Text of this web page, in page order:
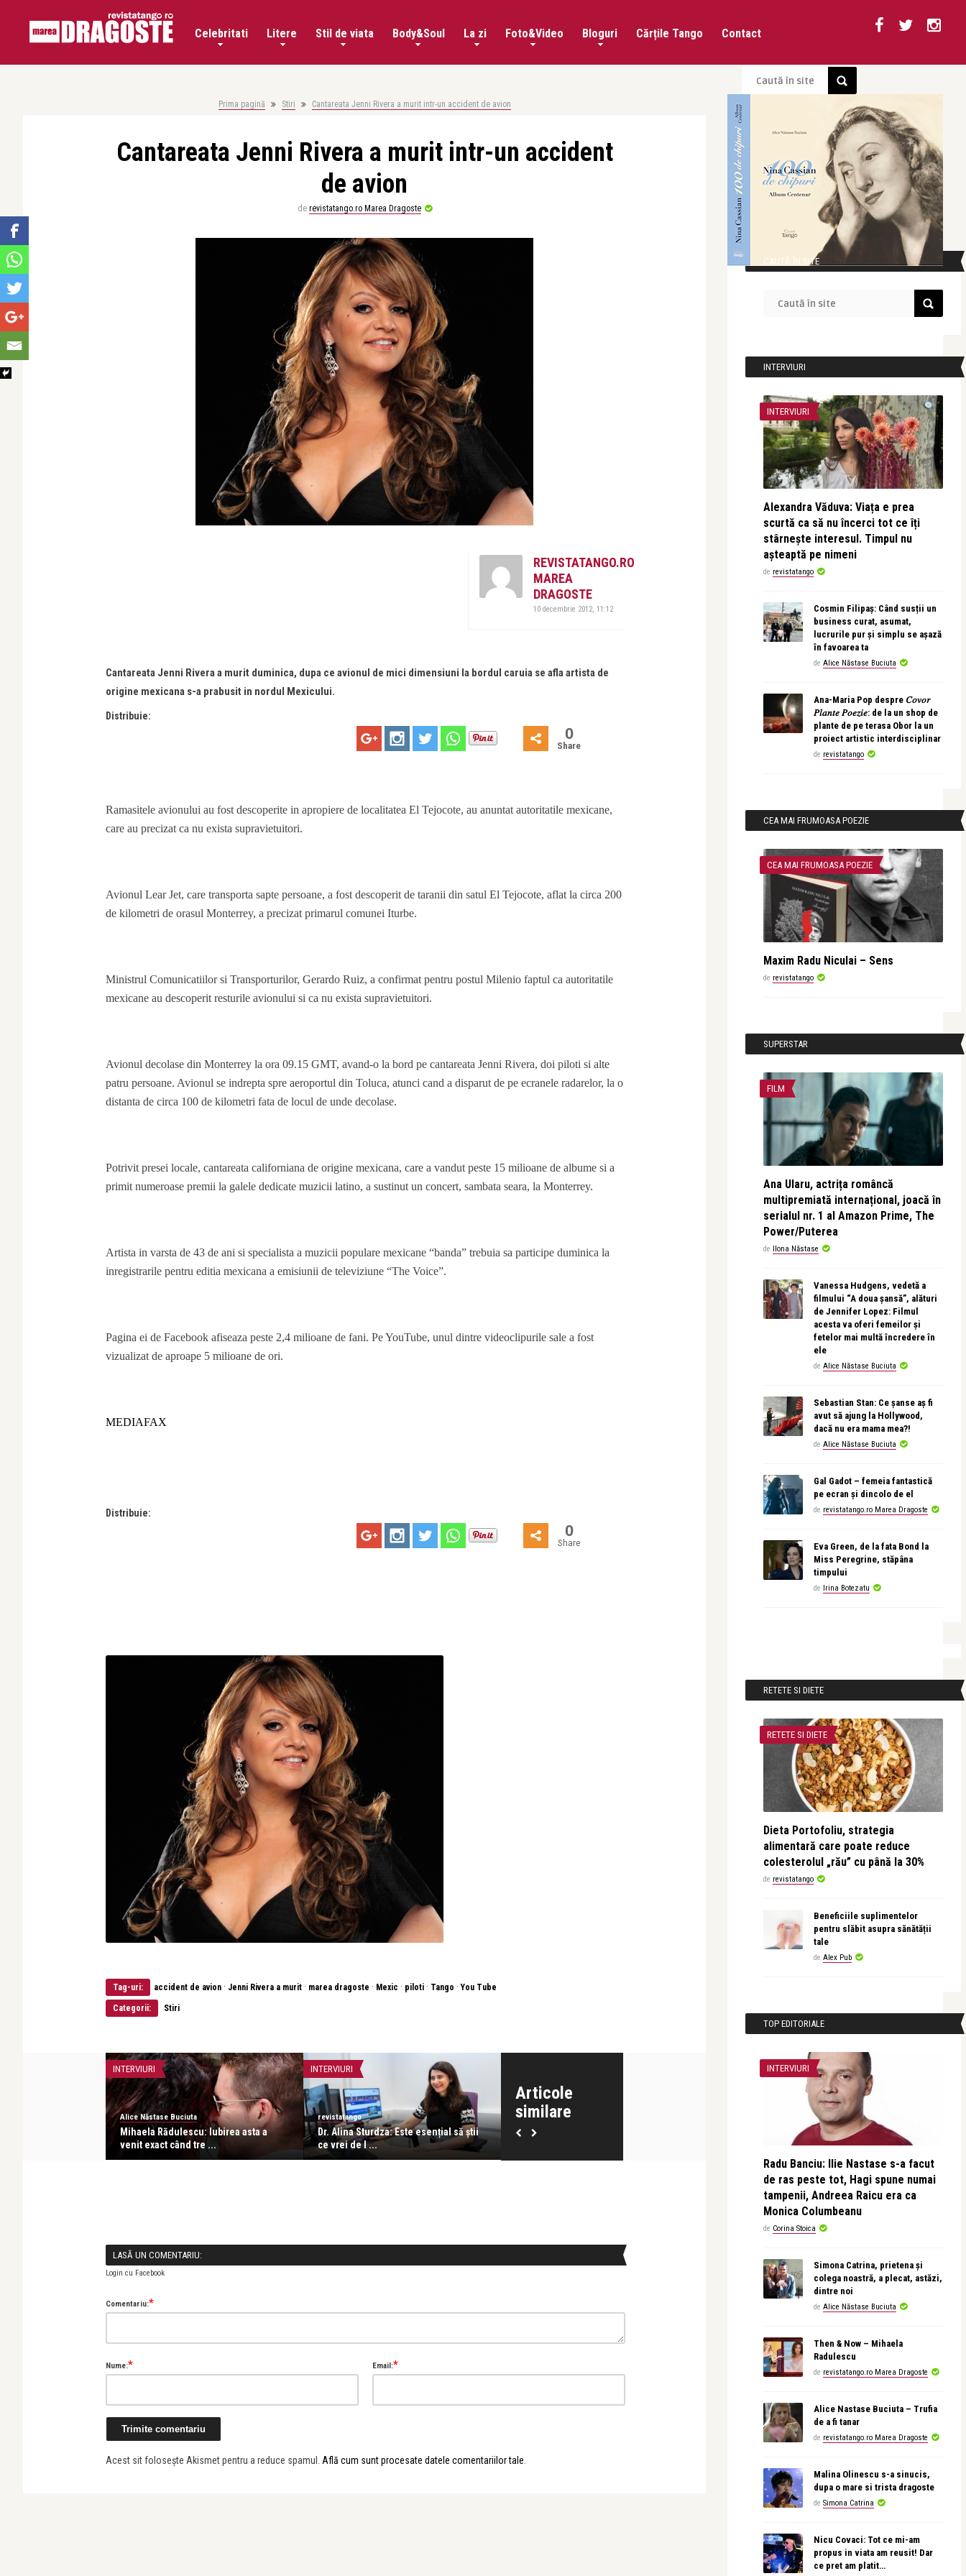
Celebritati Litere Stil de viata Body&Soul La zi Foto&Video Bloguri Cărțile Tango Contact
Prima pagină Stiri Cantareata Jenni Rivera a murit intr-un accident de avion
Cantareata Jenni Rivera a murit intr-un accident
de avion
de revistatango.ro Marea Dragoste
REVISTATANGO.RO
MAREA
DRAGOSTE
10 decembrie 2012, 11:12
Cantareata Jenni Rivera a murit duminica, dupa ce avionul de mici dimensiuni la bordul caruia se afla artista de
origine mexicana s-a prabusit in nordul Mexicului.
Distribuie:
0
Share
Ramasitele avionului au fost descoperite in apropiere de localitatea El Tejocote, au anuntat autoritatile mexicane,
care au precizat ca nu exista supravietuitori.
Avionul Lear Jet, care transporta sapte persoane, a fost descoperit de taranii din satul El Tejocote, aflat la circa 200
de kilometri de orasul Monterrey, a precizat primarul comunei Iturbe.
Ministrul Comunicatiilor si Transporturilor, Gerardo Ruiz, a confirmat pentru postul Milenio faptul ca autoritatile
mexicane au descoperit resturile avionului si ca nu exista supravietuitori.
Avionul decolase din Monterrey la ora 09.15 GMT, avand-o la bord pe cantareata Jenni Rivera, doi piloti si alte
patru persoane. Avionul se indrepta spre aeroportul din Toluca, atunci cand a disparut de pe ecranele radarelor, la o
distanta de circa 100 de kilometri fata de locul de unde decolase.
Potrivit presei locale, cantareata californiana de origine mexicana, care a vandut peste 15 milioane de albume si a
primit numeroase premii la galele dedicate muzicii latino, a sustinut un concert, sambata seara, la Monterrey.
Artista in varsta de 43 de ani si specialista a muzicii populare mexicane “banda” trebuia sa participe duminica la
inregistrarile pentru editia mexicana a emisiunii de televiziune “The Voice”.
Pagina ei de Facebook afiseaza peste 2,4 milioane de fani. Pe YouTube, unul dintre videoclipurile sale a fost
vizualizat de aproape 5 milioane de ori.
MEDIAFAX
Distribuie:
0
Share
Tag-uri: accident de avion · Jenni Rivera a murit · marea dragoste · Mexic · piloti · Tango ·You Tube
Categorii: Stiri
Articole
similare
INTERVIURI
Alice Năstase Buciuta
Mihaela Rădulescu: Iubirea asta a
venit exact când tre ...
INTERVIURI
revistatango
Dr. Alina Sturdza: Este esențial să știi
ce vrei de l ...
revistatango
Analia Selis cântă tango argentinian și
CONCERTE & SPECTACOLE
Analia Selis, turneu aniversar la 20 de
LASĂ UN COMENTARIU:
Login cu Facebook
Comentariu:*
Nume:* Email:*
Acest sit folosește Akismet pentru a reduce spamul. Află cum sunt procesate datele comentariilor tale.
CAUTĂ ÎN SITE
INTERVIURI
INTERVIURI
Alexandra Văduva: Viața e prea
scurtă ca să nu încerci tot ce îți
stârnește interesul. Timpul nu
așteaptă pe nimeni
de revistatango
Cosmin Filipaș: Când susții un
business curat, asumat,
lucrurile pur și simplu se așază
în favoarea ta
de Alice Năstase Buciuta
Ana-Maria Pop despre 𝐶𝑜𝑣𝑜𝑟
𝑃𝑙𝑎𝑛𝑡𝑒 𝑃𝑜𝑒𝑧𝑖𝑒: de la un shop de
plante de pe terasa Obor la un
proiect artistic interdisciplinar
de revistatango
CEA MAI FRUMOASA POEZIE
CEA MAI FRUMOASA POEZIE
Maxim Radu Niculai – Sens
de revistatango
SUPERSTAR
FILM
Ana Ularu, actrița româncă
multipremiată internațional, joacă în
serialul nr. 1 al Amazon Prime, The
Power/Puterea
de Ilona Năstase
Vanessa Hudgens, vedetă a
filmului “A doua șansă”, alături
de Jennifer Lopez: Filmul
acesta va oferi femeilor și
fetelor mai multă încredere în
ele
de Alice Năstase Buciuta
Sebastian Stan: Ce șanse aș fi
avut să ajung la Hollywood,
dacă nu era mama mea?!
de Alice Năstase Buciuta
Gal Gadot – femeia fantastică
pe ecran și dincolo de el
de revistatango.ro Marea Dragoste
Eva Green, de la fata Bond la
Miss Peregrine, stăpâna
timpului
de Irina Botezatu
RETETE SI DIETE
RETETE SI DIETE
Dieta Portofoliu, strategia
alimentară care poate reduce
colesterolul „rău” cu până la 30%
de revistatango
Beneficiile suplimentelor
pentru slăbit asupra sănătății
tale
de Alex Pub
TOP EDITORIALE
INTERVIURI
Radu Banciu: Ilie Nastase s-a facut
de ras peste tot, Hagi spune numai
tampenii, Andreea Raicu era ca
Monica Columbeanu
de Corina Stoica
Simona Catrina, prietena și
colega noastră, a plecat, astăzi,
dintre noi
de Alice Năstase Buciuta
Then & Now – Mihaela
Radulescu
de revistatango.ro Marea Dragoste
Alice Nastase Buciuta – Trufia
de a fi tanar
de revistatango.ro Marea Dragoste
Malina Olinescu s-a sinucis,
dupa o mare si trista dragoste
de Simona Catrina
Nicu Covaci: Tot ce mi-am
propus in viata am reusit! Dar
ce pret am platit…